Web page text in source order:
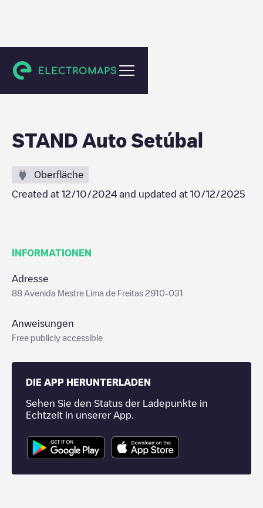
Setúbal
STAND Auto Setúbal
Oberfläche
Created at 12/10/2024 and updated at 10/12/2025
INFORMATIONEN
Adresse
88 Avenida Mestre Lima de Freitas 2910-031
Anweisungen
Free publicly accessible
DIE APP HERUNTERLADEN
Sehen Sie den Status der Ladepunkte in
Echtzeit in unserer App.